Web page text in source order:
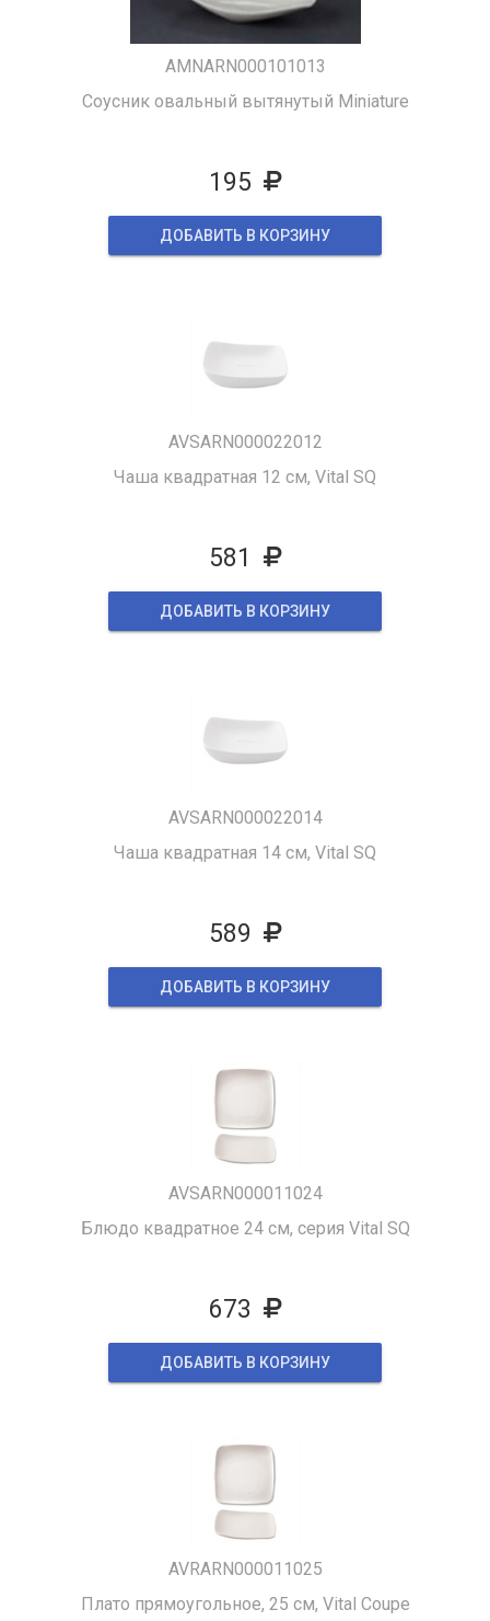
AMNARN000101013
Соусник овальный вытянутый Miniature
195
ДОБАВИТЬ В КОРЗИНУ
AVSARN000022012
Чаша квадратная 12 см, Vital SQ
581
ДОБАВИТЬ В КОРЗИНУ
AVSARN000022014
Чаша квадратная 14 см, Vital SQ
589
ДОБАВИТЬ В КОРЗИНУ
AVSARN000011024
Блюдо квадратное 24 см, серия Vital SQ
673
ДОБАВИТЬ В КОРЗИНУ
AVRARN000011025
Плато прямоугольное, 25 см, Vital Coupe